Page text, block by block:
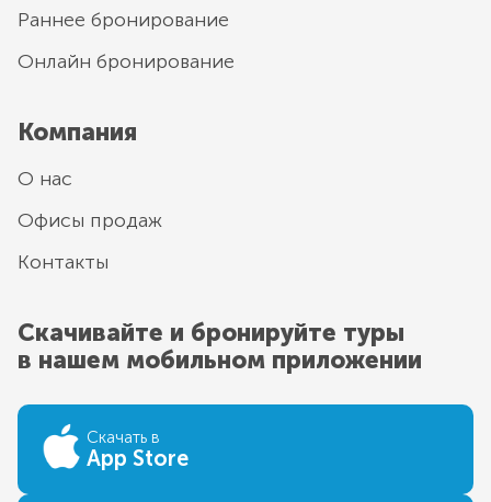
Раннее бронирование
Онлайн бронирование
Компания
О нас
Офисы продаж
Контакты
Скачивайте и бронируйте туры
в нашем мобильном приложении
Скачать в
App Store